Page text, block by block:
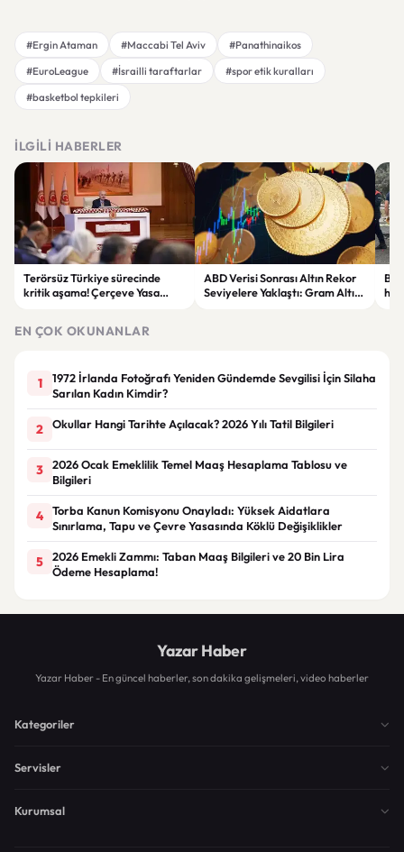
#Ergin Ataman #Maccabi Tel Aviv
#Panathinaikos
#EuroLeague
#İsrailli taraftarlar
#spor etik kuralları
#basketbol tepkileri
İLGILI HABERLER
Terörsüz Türkiye sürecinde
kritik aşama! Çerçeve Yasa
ABD Verisi Sonrası Altın Rekor
Seviyelere Yaklaştı: Gram Altın
EN ÇOK OKUNANLAR
1
1972 İrlanda Fotoğrafı Yeniden Gündemde Sevgilisi İçin Silaha
Sarılan Kadın Kimdir?
2 Okullar Hangi Tarihte Açılacak? 2026 Yılı Tatil Bilgileri
3
2026 Ocak Emeklilik Temel Maaş Hesaplama Tablosu ve
Bilgileri
4
Torba Kanun Komisyonu Onayladı: Yüksek Aidatlara
Sınırlama, Tapu ve Çevre Yasasında Köklü Değişiklikler
5
2026 Emekli Zammı: Taban Maaş Bilgileri ve 20 Bin Lira
Ödeme Hesaplama!
Yazar Haber
Yazar Haber - En güncel haberler, son dakika gelişmeleri, video haberler
Kategoriler
Servisler
Kurumsal